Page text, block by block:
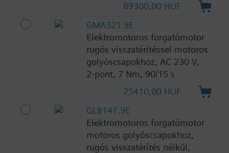
89300,00 HUF
GMA321.9E
Elektromotoros forgatómotor
rugós visszatérítéssel motoros
golyóscsapokhoz, AC 230 V,
2-pont, 7 Nm, 90/15 s
75410,00 HUF
GLB141.9E
Elektromotoros forgatómotor
motoros golyóscsapokhoz,
rugós visszatérítés nélkül,